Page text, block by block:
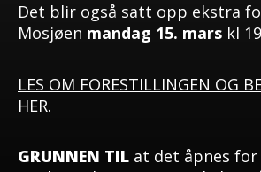
Det blir også satt opp ekstra
Mosjøen mandag 15. mars kl
LES OM FORESTILLINGEN OG
HER.
GRUNNEN TIL at det åpnes